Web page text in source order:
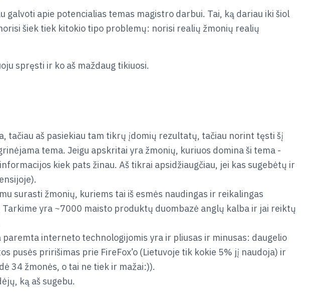
apie potencialias temas magistro darbui. Tai, ką dariau iki šiol
šiek tiek kitokio tipo problemų: norisi realių žmonių realių
spręsti ir ko aš maždaug tikiuosi.
tačiau aš pasiekiau tam tikrų įdomių rezultatų, tačiau norint tęsti šį
tema. Jeigu apskritai yra žmonių, kuriuos domina ši tema -
kiek pats žinau. Aš tikrai apsidžiaugčiau, jei kas sugebėtų ir
surasti žmonių, kuriems tai iš esmės naudingas ir reikalingas
yra ~7000 maisto produktų duombazė anglų kalba ir jai reiktų
interneto technologijomis yra ir pliusas ir minusas: daugelio
pririšimas prie FireFox’o (Lietuvoje tik kokie 5% jį naudoja) ir
34 žmonės, o tai ne tiek ir mažai:)).
ką aš sugebu.